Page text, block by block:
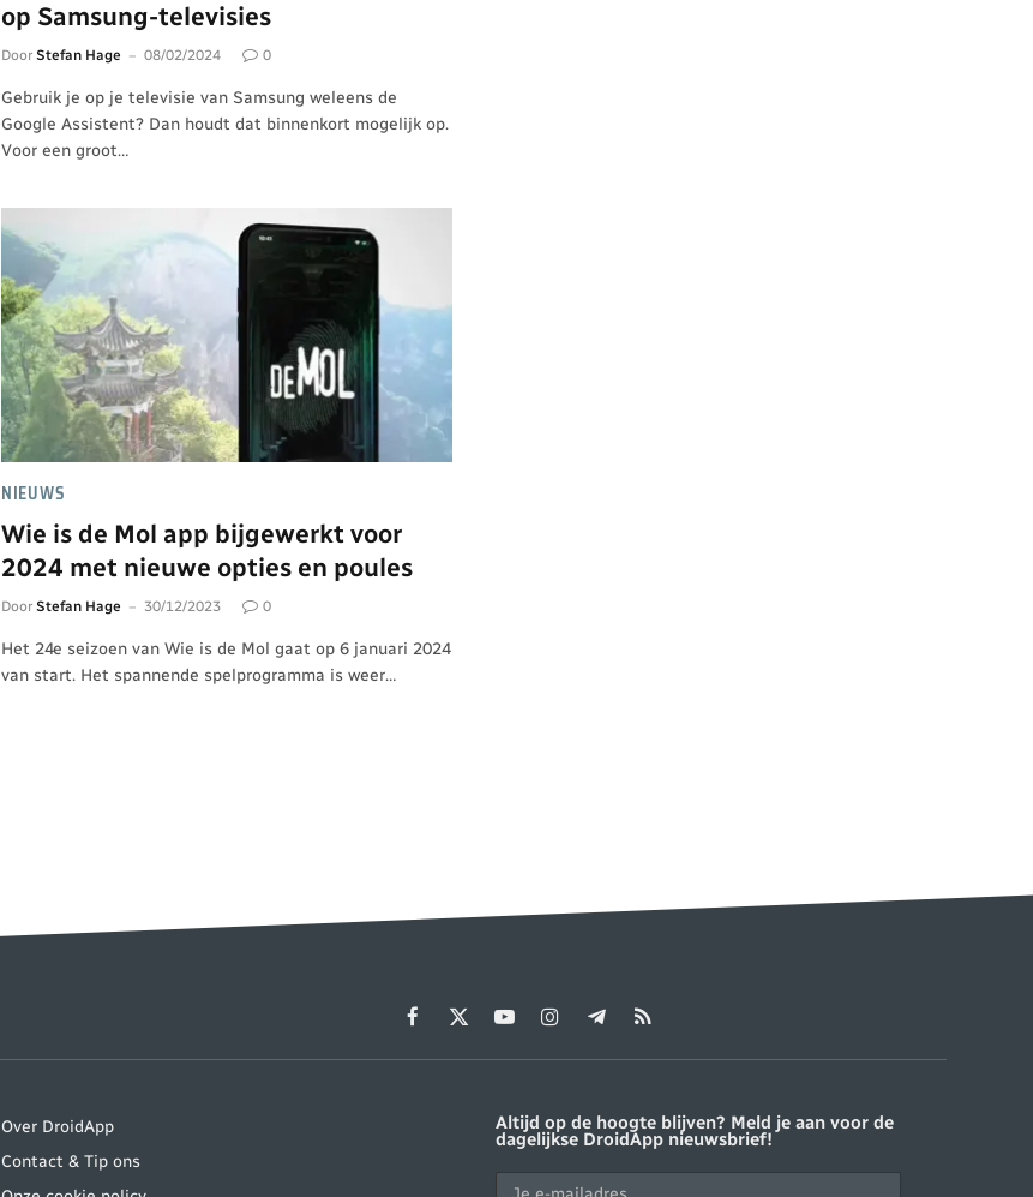
op Samsung-televisies
Door Stefan Hage 08/02/2024 0
Gebruik je op je televisie van Samsung weleens de
Google Assistent? Dan houdt dat binnenkort mogelijk op.
Voor een groot…
NIEUWS
Wie is de Mol app bijgewerkt voor
2024 met nieuwe opties en poules
Door Stefan Hage 30/12/2023 0
Het 24e seizoen van Wie is de Mol gaat op 6 januari 2024
van start. Het spannende spelprogramma is weer…
Facebook
X
YouTubeInstagramTelegram
RSS
Over DroidApp
Contact & Tip ons
Altijd op de hoogte blijven? Meld je aan voor de
dagelijkse DroidApp nieuwsbrief!